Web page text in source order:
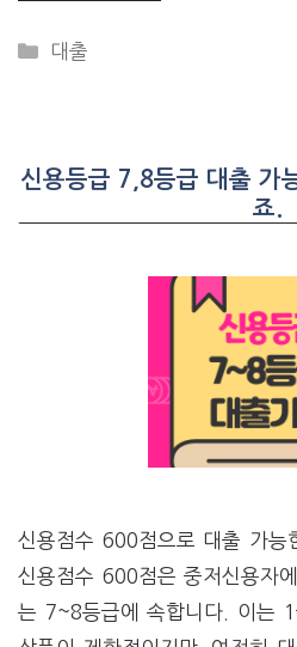
CATEGORIES
대출
신용등급 7,8등급 대출 가
죠.
신용점수 600점으로 대출 가능
신용점수 600점은 중저신용자
는 7~8등급에 속합니다. 이는